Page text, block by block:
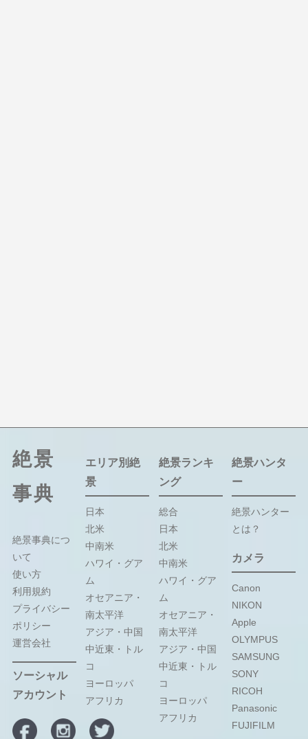
絶景
事典
絶景事典につ
いて
使い方
利用規約
プライバシー
ポリシー
運営会社
ソーシャル
アカウント
エリア別絶
景
日本
北米
中南米
ハワイ・グア
ム
オセアニア・
南太平洋
アジア・中国
中近東・トル
コ
ヨーロッパ
アフリカ
絶景ランキ
ング
総合
日本
北米
中南米
ハワイ・グア
ム
オセアニア・
南太平洋
アジア・中国
中近東・トル
コ
ヨーロッパ
アフリカ
絶景ハンタ
ー
絶景ハンター
とは？
カメラ
Canon
NIKON
Apple
OLYMPUS
SAMSUNG
SONY
RICOH
Panasonic
FUJIFILM